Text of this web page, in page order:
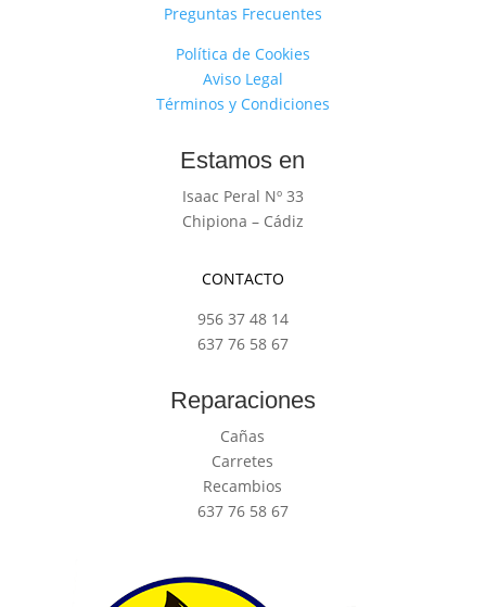
Preguntas Frecuentes
Política de Cookies
Aviso Legal
Términos y Condiciones
Estamos en
Isaac Peral Nº 33
Chipiona – Cádiz
CONTACTO
956 37 48 14
637 76 58 67
Reparaciones
Cañas
Carretes
Recambios
637 76 58 67